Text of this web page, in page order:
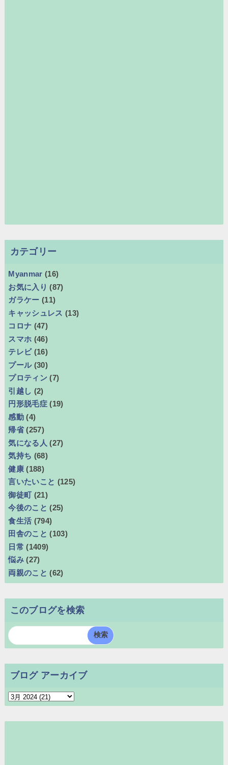
カテゴリー
Myanmar (16)
お気に入り (87)
ガラケー (11)
キャッシュレス (13)
コロナ (47)
スマホ (46)
テレビ (16)
プール (30)
プロティン (7)
引越し (2)
円形脱毛症 (19)
感動 (4)
帰省 (257)
気になる人 (27)
気持ち (68)
健康 (188)
言いたいこと (125)
御徒町 (21)
今後のこと (25)
食生活 (794)
田舎のこと (103)
日常 (1409)
悩み (27)
両親のこと (62)
このブログを検索
ブログ アーカイブ